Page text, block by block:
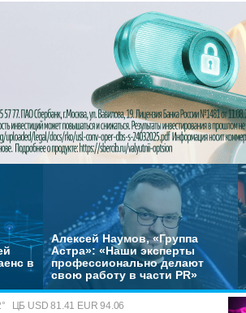
в
Алексей Наумов, «Группа
Астра»: «Наши эксперты
профессионально делают
свою работу в части PR»
° ЦБ USD 81.41 EUR 94.06